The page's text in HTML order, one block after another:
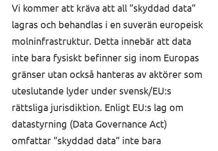
Volt Hässleholm
Donera till oss
Volontärmöjligheter i Europa
Bli medlem
Vi kommer att kräva att all ”skyddad data”
lagras och behandlas i en suverän europeisk
molninfrastruktur. Detta innebär att data
inte bara fysiskt befinner sig inom Europas
gränser utan också hanteras av aktörer som
uteslutande lyder under svensk/EU:s
rättsliga jurisdiktion. Enligt EU:s lag om
datastyrning (Data Governance Act)
omfattar ”skyddad data” inte bara